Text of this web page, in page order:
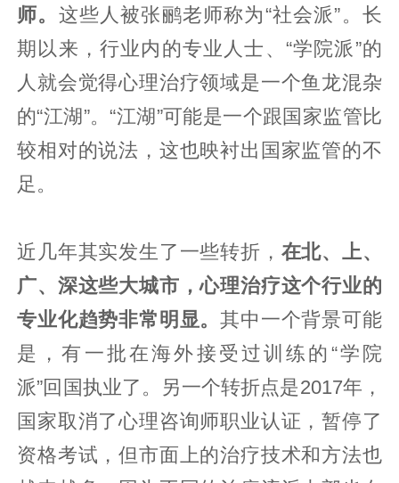
师。 这些人被张鹂老师称为“社会派”。长
期以来，行业内的专业人士、“学院派”的
人就会觉得心理治疗领域是一个鱼龙混杂
的“江湖”。“江湖”可能是一个跟国家监管比
较相对的说法，这也映衬出国家监管的不
足。
近几年其实发生了一些转折， 在北、上、
广、深这些大城市，心理治疗这个行业的
专业化趋势非常明显。其中一个背景可能
是，有一批在海外接受过训练的“学院
派”回国执业了。另一个转折点是2017年，
国家取消了心理咨询师职业认证，暂停了
资格考试，但市面上的治疗技术和方法也